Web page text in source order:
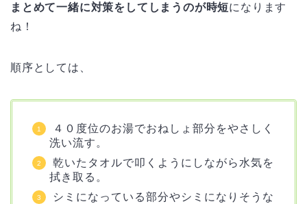
まとめて一緒に対策をしてしまうのが時短になります
ね！
順序としては、
４０度位のお湯でおねしょ部分をやさしく
洗い流す。
乾いたタオルで叩くようにしながら水気を
拭き取る。
シミになっている部分やシミになりそうな